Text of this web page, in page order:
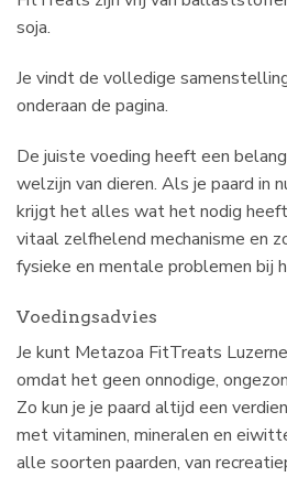
soja.
Je vindt de volledige
onderaan de pagina.
De juiste voeding heeft een
welzijn van dieren. Als je paard in
krijgt het alles wat het nodig
vitaal zelfhelend mechanisme en
fysieke en mentale problemen bij
Voedingsadvies
Je kunt Metazoa FitTreats
omdat het geen onnodige,
Zo kun je je paard altijd een
met vitaminen, mineralen en
alle soorten paarden, van